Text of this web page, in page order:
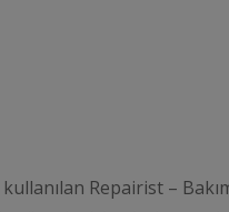
Repairist –